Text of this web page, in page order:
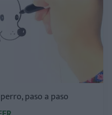
paso a paso